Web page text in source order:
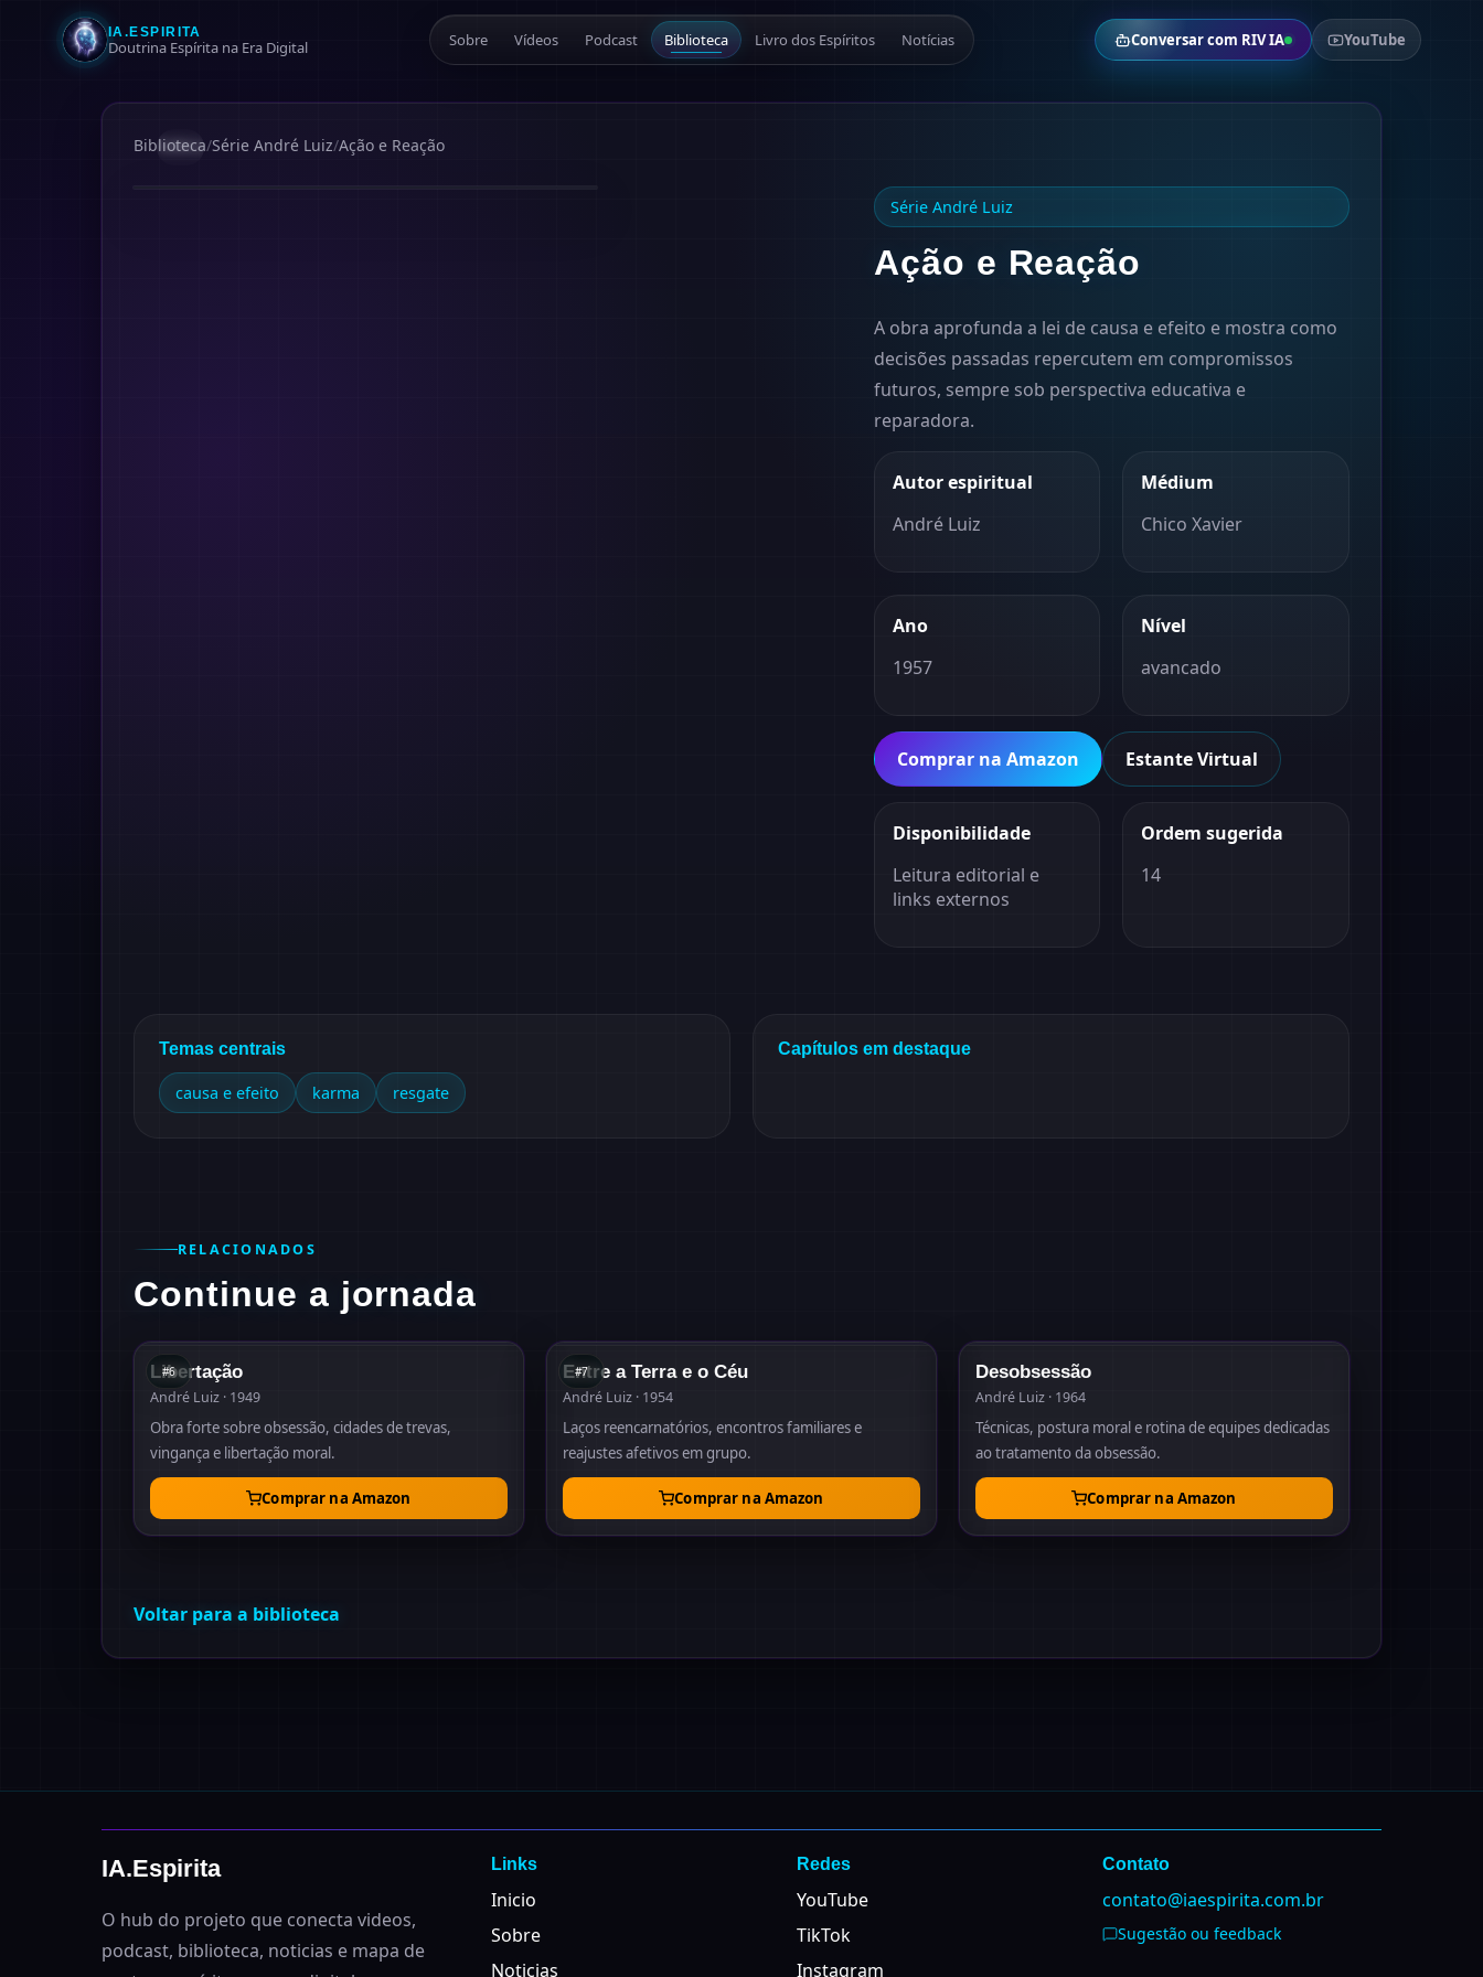
IA.ESPIRITA
Doutrina Espírita na Era Digital Sobre Vídeos Podcast Biblioteca Livro dos Espíritos Notícias Conversar com RIV IA YouTube
Biblioteca/Série André Luiz/Ação e Reação
#9
Série André Luiz
Ação e Reação
A obra aprofunda a lei de causa e efeito e mostra como
decisões passadas repercutem em compromissos
futuros, sempre sob perspectiva educativa e
reparadora.
Autor espiritual
André Luiz
Médium
Chico Xavier
Ano
1957
Nível
avancado
Comprar na Amazon Estante Virtual
Disponibilidade
Leitura editorial e
links externos
Ordem sugerida
14
Temas centrais
causa e efeito karma resgate
Capítulos em destaque
RELACIONADOS
Continue a jornada
#6
#6
Libertação
André Luiz · 1949
Obra forte sobre obsessão, cidades de trevas,
vingança e libertação moral.
Comprar na Amazon
#7
Entre a Terra e o Céu
André Luiz · 1954
Laços reencarnatórios, encontros familiares e
reajustes afetivos em grupo.
Comprar na Amazon
Desobsessão
André Luiz · 1964
Técnicas, postura moral e rotina de equipes dedicadas
ao tratamento da obsessão.
Comprar na Amazon
Voltar para a biblioteca
IA.Espirita
O hub do projeto que conecta videos,
podcast, biblioteca, noticias e mapa de
Links
Inicio
Sobre
Noticias
Redes
YouTube
TikTok
Instagram
Contato
contato@iaespirita.com.br
Sugestão ou feedback